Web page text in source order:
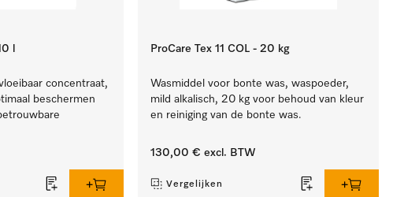
l
concentraat,
beschermen
ProCare Tex 11 COL - 20 kg
Wasmiddel voor bonte was, waspoeder,
mild alkalisch, 20 kg voor behoud van kleur
en reiniging van de bonte was.
130,00 € excl. BTW
Vergelijken